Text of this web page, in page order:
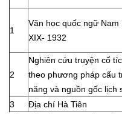
1
Văn học quốc ngữ Nam
XIX- 1932
2
Nghiên cứu truyện cổ
theo phương pháp cấu
năng và nguồn gốc lịch
3 Địa chí Hà Tiên